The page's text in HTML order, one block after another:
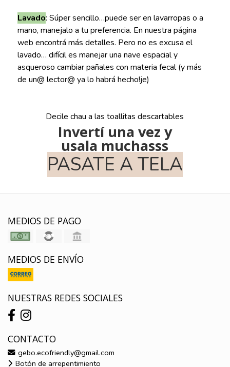
Lavado: Súper sencillo…puede ser en lavarropas o a
mano, manejalo a tu preferencia. En nuestra página
web encontrá más detalles. Pero no es excusa el
lavado… difícil es manejar una nave espacial y
asqueroso cambiar pañales con materia fecal (y más
de un@ lector@ ya lo habrá hecho!je)
Decile chau a las toallitas descartables
Invertí una vez y
usala muchasss
PASATE A TELA
MEDIOS DE PAGO
MEDIOS DE ENVÍO
NUESTRAS REDES SOCIALES
CONTACTO
gebo.ecofriendly@gmail.com
Botón de arrepentimiento